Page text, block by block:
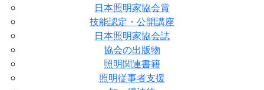
日本照明家協会賞
技能認定・公開講座
日本照明家協会誌
協会の出版物
照明関連書籍
照明従事者支援